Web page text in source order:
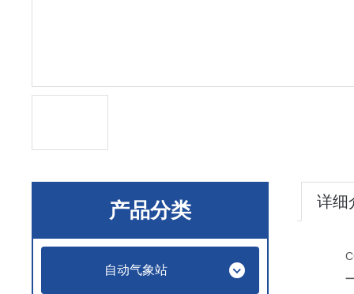
产品分类
自动气象站
详细